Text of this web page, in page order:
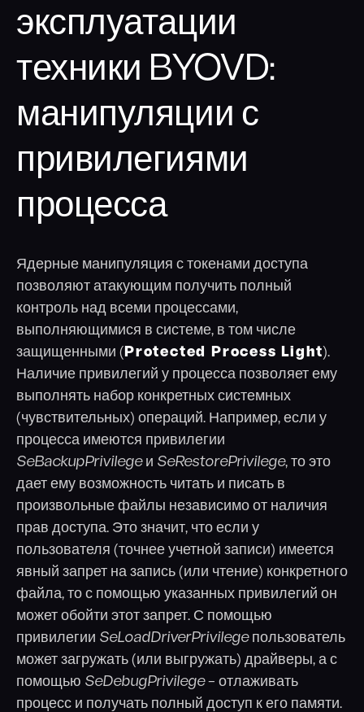
эксплуатации
техники BYOVD:
манипуляции с
привилегиями
процесса
Ядерные манипуляция с токенами доступа
позволяют атакующим получить полный
контроль над всеми процессами,
выполняющимися в системе, в том числе
защищенными ( Protected Process Light).
Наличие привилегий у процесса позволяет ему
выполнять набор конкретных системных
(чувствительных) операций. Например, если у
процесса имеются привилегии
SeBackupPrivilegeи SeRestorePrivilege, то это
дает ему возможность читать и писать в
произвольные файлы независимо от наличия
прав доступа. Это значит, что если у
пользователя (точнее учетной записи) имеется
явный запрет на запись (или чтение) конкретного
файла, то с помощью указанных привилегий он
может обойти этот запрет. С помощью
привилегии SeLoadDriverPrivilegeпользователь
может загружать (или выгружать) драйверы, а с
помощью SeDebugPrivilege– отлаживать
процесс и получать полный доступ к его памяти.